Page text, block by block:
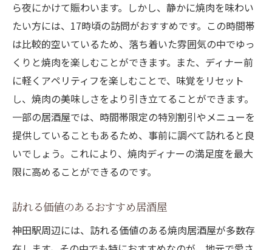
ら夜にかけて賑わいます。しかし、静かに焼肉を味わい
たい方には、17時頃の訪問がおすすめです。この時間帯
は比較的空いているため、落ち着いた雰囲気の中でゆっ
くりと焼肉を楽しむことができます。また、ディナー前
に軽くアペリティフを楽しむことで、味覚をリセット
し、焼肉の美味しさをより引き立てることができます。
一部の居酒屋では、時間帯限定の特別割引やメニューを
提供していることもあるため、事前に調べて訪れると良
いでしょう。これにより、焼肉ディナーの満足度を最大
限に高めることができるのです。
訪れる価値のあるおすすめ居酒屋
神田駅周辺には、訪れる価値のある焼肉居酒屋が多数存